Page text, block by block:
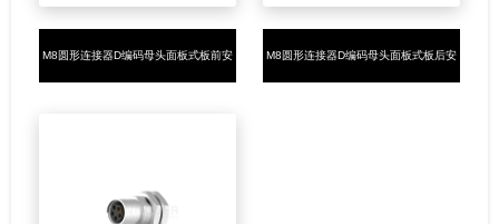
M8圆形连接器D编码母头面板式板前安 M8圆形连接器D编码母头面板式板后安